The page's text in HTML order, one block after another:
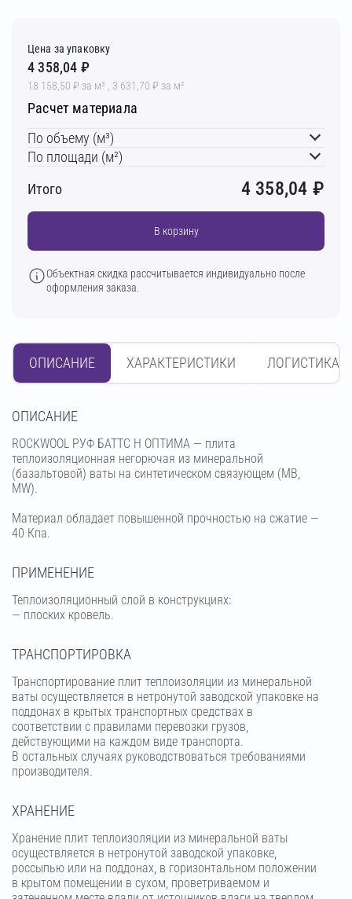
Цена за упаковку
4 358,04 ₽
18 158,50 ₽ за м³ , 3 631,70 ₽ за м²
Расчет материала
По объему (м³)
По площади (м²)
Итого
4 358,04 ₽
В корзину
Объектная скидка рассчитывается индивидуально после
оформления заказа.
ОПИСАНИЕ ХАРАКТЕРИСТИКИ ЛОГИСТИКА
OПИСАНИЕ
ROCKWOOL РУФ БАТТС Н ОПТИМА — плита
теплоизоляционная негорючая из минеральной
(базальтовой) ваты на синтетическом связующем (МВ,
MW).
Материал обладает повышенной прочностью на сжатие —
40 Кпа.
ПРИМЕНЕНИЕ
Теплоизоляционный слой в конструкциях:
— плоских кровель.
ТРАНСПОРТИРОВКА
Транспортирование плит теплоизоляции из минеральной
ваты осуществляется в нетронутой заводской упаковке на
поддонах в крытых транспортных средствах в
соответствии с правилами перевозки грузов,
действующими на каждом виде транспорта.
В остальных случаях руководствоваться требованиями
производителя.
ХРАНЕНИЕ
Хранение плит теплоизоляции из минеральной ваты
осуществляется в нетронутой заводской упаковке,
россыпью или на поддонах, в горизонтальном положении
в крытом помещении в сухом, проветриваемом и